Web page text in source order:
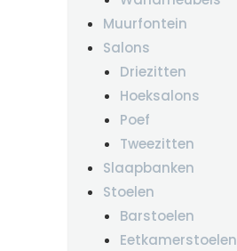
Muurfontein
Salons
Driezitten
Hoeksalons
Poef
Tweezitten
Slaapbanken
Stoelen
Barstoelen
Eetkamerstoelen